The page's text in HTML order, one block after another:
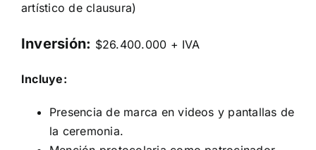
artístico de clausura)
Inversión: $26.400.000 + IVA
Incluye:
Presencia de marca en videos y pantallas de
la ceremonia.